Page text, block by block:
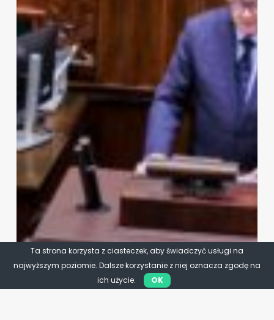
Ta strona korzysta z ciasteczek, aby świadczyć usługi na
najwyższym poziomie. Dalsze korzystanie z niej oznacza zgodę na
ich użycie.
OK